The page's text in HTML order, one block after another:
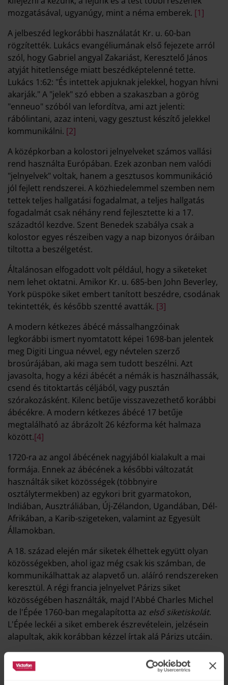
mozgatásával, ugyanúgy, mint a néma emberek. [1]
A jelbeszéd legkorábbi használatát Kr. u. 60-ban
rögzítették. Lukács evangéliumának első fejezete arról
szól, hogy Gabriel angyal Zakariást, Keresztelő János
atyját hitetlensége miatt beszédképtelenné tette.
Lukács 1:62: "És intettek apjuknak jelekkel, hogyan hívni
akarják." A "jelek" szó ebben a szakaszban a görög
"enneuo" szóból van lefordítva, ami azt jelenti:
rábólintani, azaz inteni, vagy gesztust készítő jelekkel
kommunikálni. [2]
A középkorban a kolostori jelnyelveket számos vallási
rend használta Európában. Ezek azonban nem valódi
"jelnyelvek" voltak, hanem a gesztusos kommunikáció
jól fejlett rendszerei. A közhiedelemmel szemben nem
tettek teljes hallgatási fogadalmat, a teljes hallgatás
fogadalmát csak néhány rend fejlesztette ki a 17.
századtól kezdve. Szent Benedek szabálya csak a
kolostor egyes részeiben vagy a nap bizonyos óráiban
tiltotta a beszélgetést.
Általánosan elfogadott volt például, hogy a siketeket
nem lehet oktatni. Amikor Kr. u. 685-ben John Beverley,
York püspöke siket embert tanított beszédre, csodának
tekintették, és később szentté avatták. [3]
A modern kétkezes ábécé mássalhangzóinak
legkorábbi ismert nyomtatott képei 1698-ban jelentek
meg Digiti Lingua névvel, egy névtelen szerző
brosúrájában, aki maga sem tudott beszélni. Azt
javasolta, hogy a kézi ábécét a némák is használhassák,
csend és titoktartás céljából, vagy pusztán
szórakozásként. Kilenc betűje visszavezethető korábbi
ábécékre. A modern kétkezes ábécé 17 betűje
megtalálható az ábrázolt 26 kézforma két halmaza
között.[4]
1720-ra az angol ábécének nagyjából kialakult a mai
formája. Ennek az ábécének a későbbi változatát
használták siket közösségek (többnyire
osztálytermekben) az egykori brit gyarmatokon,
Indiában, Ausztráliában, Új-Zélandon, Ugandában, Dél-
Afrikában, a Karib-szigeteken, valamint az Egyesült
Államokban.
A 18. század elején már siketek élhettek együtt olyan
közösségekben, ahol igaz még csak kis számban, de
kommunikálhattak az alapvető un. aláíró rendszereken
keresztül. A régi francia jelnyelvet Párizs siket
közösségében használták, majd l'Abbé Charles Michel
de l'Épée 1760-ban megalapította az első siketiskolát.
L'Épée leckéi a siket emberek észrevételein, jelzésein
alapultak, akik korábban kézzel írtak alá Párizs utcáin.
1864-ben Washingtonban megalapították a siketek
főiskoláját
. Engedélyező okiratát Abraham Lincoln írta